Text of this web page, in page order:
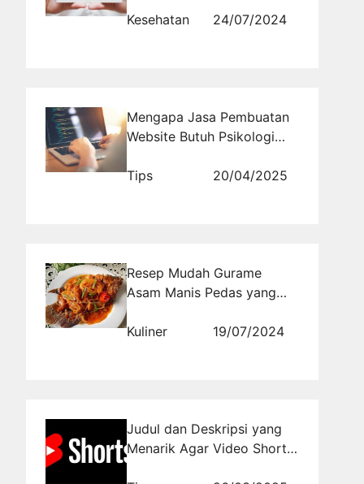
Kesehatan
24/07/2024
Mengapa Jasa Pembuatan
Website Butuh Psikologi
Tips
20/04/2025
Resep Mudah Gurame
Asam Manis Pedas yang
Kuliner
19/07/2024
Judul dan Deskripsi yang
Menarik Agar Video Shorts